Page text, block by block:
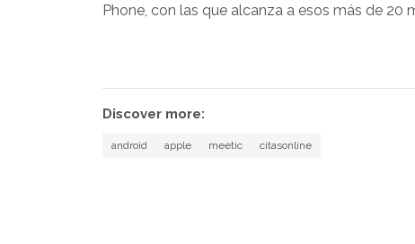
Phone, con las que alcanza a esos más de 20
Discover more:
android apple meetic citasonline